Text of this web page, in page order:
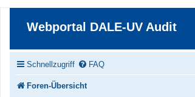
Webportal DALE-UV Audit
Schnellzugriff FAQ
Foren-Übersicht